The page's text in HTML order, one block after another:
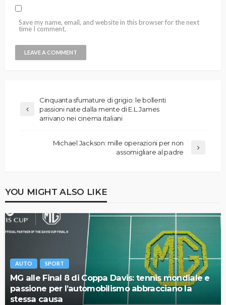
Save my name, email, and website in this browser for the next
time I comment.
Cinquanta sfumature di grigio: le bollenti
passioni nate dalla mente di E.L.James
arrivano nei cinema italiani
Michael Jackson: mille operazioni per non
assomigliare al padre
YOU MIGHT ALSO LIKE
AUTO SPORT
MG alle Final 8 di Coppa Davis: tennis mondiale e
passione per l’automobilismo abbracciano la
stessa causa